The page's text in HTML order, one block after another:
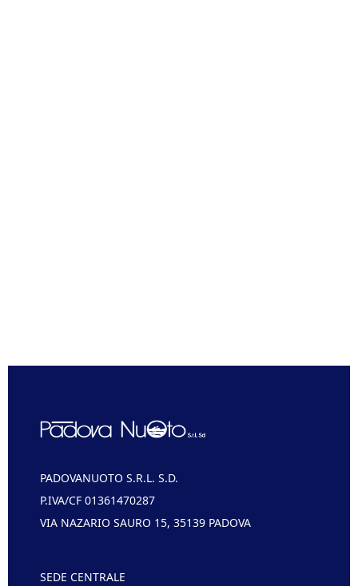
PADOVANUOTO S.R.L. S.D.
P.IVA/CF 01361470287
VIA NAZARIO SAURO 15, 35139 PADOVA
SEDE CENTRALE